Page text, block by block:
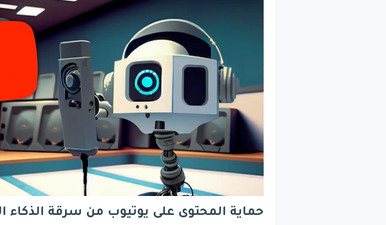
حماية المحتوى على يوتيوب من سرقة الذكاء